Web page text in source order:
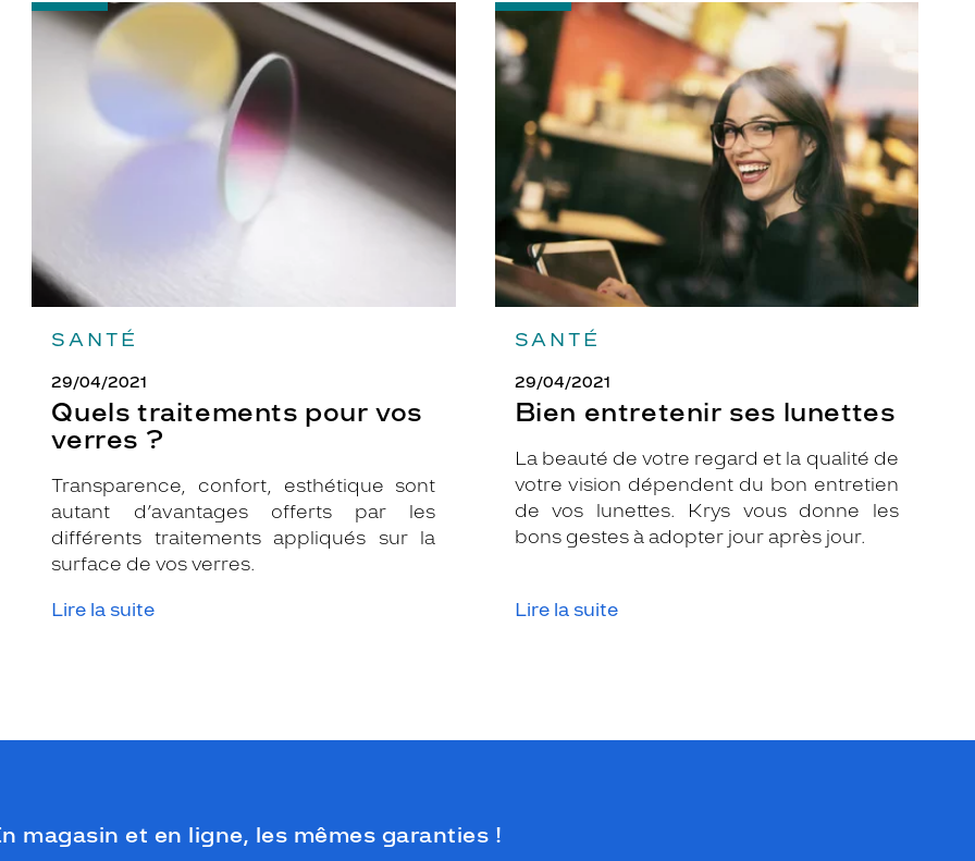
SANTÉ
29/04/2021
Quels traitements pour vos
verres ?
Transparence, confort, esthétique sont
autant d’avantages offerts par les
différents traitements appliqués sur la
surface de vos verres.
Lire la suite
-
Quels
traitements
SANTÉ
29/04/2021
Bien entretenir ses lunettes
La beauté de votre regard et la qualité de
votre vision dépendent du bon entretien
de vos lunettes. Krys vous donne les
bons gestes à adopter jour après jour.
Lire la suite
-
Bien
entretenir
ses
lunettes
magasin et en ligne, les mêmes garanties !